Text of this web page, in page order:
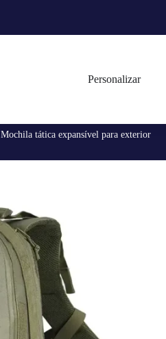
Personalizar
Mochila tática expansível para exterior